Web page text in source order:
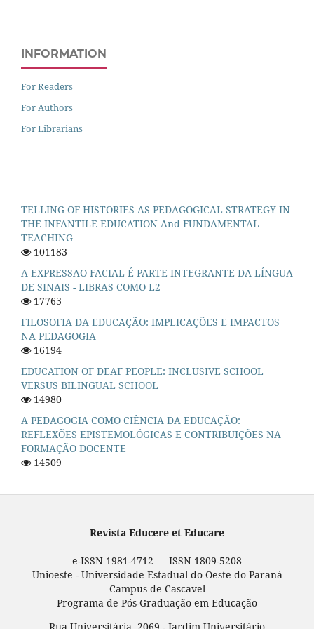
INFORMATION
For Readers
For Authors
For Librarians
TELLING OF HISTORIES AS PEDAGOGICAL STRATEGY IN
THE INFANTILE EDUCATION And FUNDAMENTAL
TEACHING
101183
A EXPRESSAO FACIAL É PARTE INTEGRANTE DA LÍNGUA
DE SINAIS - LIBRAS COMO L2
17763
FILOSOFIA DA EDUCAÇÃO: IMPLICAÇÕES E IMPACTOS
NA PEDAGOGIA
16194
EDUCATION OF DEAF PEOPLE: INCLUSIVE SCHOOL
VERSUS BILINGUAL SCHOOL
14980
A PEDAGOGIA COMO CIÊNCIA DA EDUCAÇÃO:
REFLEXÕES EPISTEMOLÓGICAS E CONTRIBUIÇÕES NA
FORMAÇÃO DOCENTE
14509
Revista Educere et Educare
e-ISSN 1981-4712 — ISSN 1809-5208
Unioeste - Universidade Estadual do Oeste do Paraná
Campus de Cascavel
Programa de Pós-Graduação em Educação
Rua Universitária, 2069 - Jardim Universitário